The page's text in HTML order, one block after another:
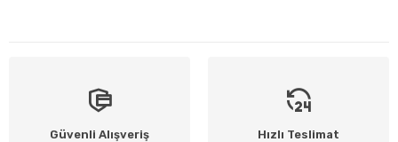
Güvenli Alışveriş
Hızlı Teslimat